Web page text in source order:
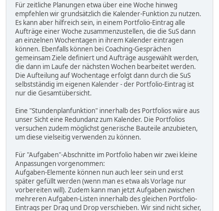
Für zeitliche Planungen etwa über eine Woche hinweg
empfehlen wir grundsätzlich die Kalender-Funktion zu nutzen.
Es kann aber hilfreich sein, in einem Portfolio-Eintrag alle
Aufträge einer Woche zusammenzustellen, die die SuS dann
an einzelnen Wochentagen in ihrem Kalender eintragen
können. Ebenfalls können bei Coaching-Gesprächen
gemeinsam Ziele definiert und Aufträge ausgewählt werden,
die dann im Laufe der nächsten Wochen bearbeitet werden.
Die Aufteilung auf Wochentage erfolgt dann durch die SuS
selbstständig im eigenen Kalender - der Portfolio-Eintrag ist
nur die Gesamtübersicht.
Eine "Stundenplanfunktion" innerhalb des Portfolios wäre aus
unser Sicht eine Redundanz zum Kalender. Die Portfolios
versuchen zudem möglichst generische Bauteile anzubieten,
um diese vielseitig verwenden zu können.
Für "Aufgaben"-Abschnitte im Portfolio haben wir zwei kleine
Anpassungen vorgenommen:
Aufgaben-Elemente können nun auch leer sein und erst
später gefüllt werden (wenn man es etwa als Vorlage nur
vorbereiten will). Zudem kann man jetzt Aufgaben zwischen
mehreren Aufgaben-Listen innerhalb des gleichen Portfolio-
Eintrags per Drag und Drop verschieben. Wir sind nicht sicher,